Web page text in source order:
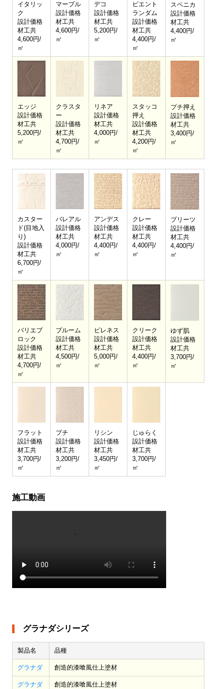
イタリッ
ク
設計価格
材工共
4,600円/
㎡
マーブル
設計価格
材工共
4,600円/
㎡
デコ
設計価格
材工共
5,200円/
㎡
ビエント
ランダム
設計価格
材工共
4,400円/
㎡
スペニカ
設計価格
材工共
4,400円/
㎡
エッジ
設計価格
材工共
5,200円/
㎡
クラスタ
ー
設計価格
材工共
4,700円/
㎡
リネア
設計価格
材工共
4,000円/
㎡
スタッコ
押え
設計価格
材工共
4,200円/
㎡
プチ押え
設計価格
材工共
3,400円/
㎡
カスター
ド(目地入
り)
設計価格
材工共
6,700円/
㎡
バレアル
設計価格
材工共
4,000円/
㎡
アンデス
設計価格
材工共
4,400円/
㎡
クレー
設計価格
材工共
4,400円/
㎡
プリーツ
設計価格
材工共
4,400円/
㎡
バリエブ
ロック
設計価格
材工共
4,700円/
㎡
ブルーム
設計価格
材工共
4,500円/
㎡
ピレネス
設計価格
材工共
5,000円/
㎡
クリーク
設計価格
材工共
4,400円/
㎡
ゆず肌
設計価格
材工共
3,700円/
㎡
フラット
設計価格
材工共
3,700円/
㎡
プチ
設計価格
材工共
3,200円/
㎡
リシン
設計価格
材工共
3,450円/
㎡
じゅらく
設計価格
材工共
3,700円/
㎡
施工動画
グラナダシリーズ
製品名 品種
グラナダ 創造的漆喰風仕上塗材
グラナダ
創造的漆喰風仕上塗材